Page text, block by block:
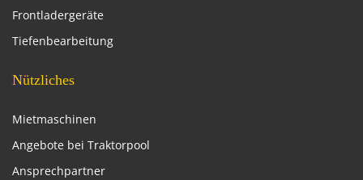
Frontladergeräte
Tiefenbearbeitung
Nützliches
Mietmaschinen
Angebote bei Traktorpool
Ansprechpartner